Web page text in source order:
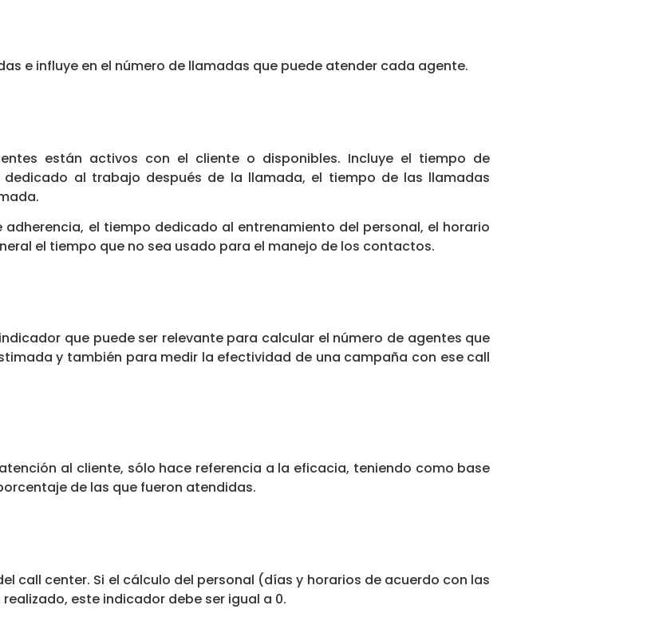
e influye en el número de llamadas que puede atender cada agente.
están activos con el cliente o disponibles. Incluye el tiempo de
al trabajo después de la llamada, el tiempo de las llamadas
el tiempo dedicado al entrenamiento del personal, el horario
el tiempo que no sea usado para el manejo de los contactos.
que puede ser relevante para calcular el número de agentes que
y también para medir la efectividad de una campaña con ese call
al cliente, sólo hace referencia a la eficacia, teniendo como base
de las que fueron atendidas.
call center. Si el cálculo del personal (días y horarios de acuerdo con las
este indicador debe ser igual a 0.